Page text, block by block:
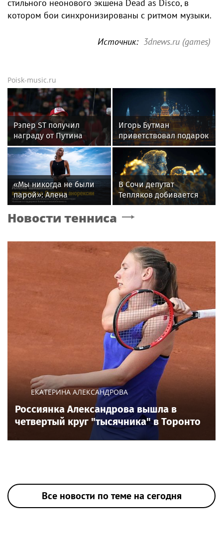
стильного неонового экшена Dead as Disco, в
котором бои синхронизированы с ритмом музыки.
Источник: 3dnews.ru (games)
Poisk-music.ru
Рэпер ST получил
награду от Путина
Игорь Бутман
приветствовал подарок
квартиры артистке
Долиной
«Мы никогда не были
парой»: Алена
Шишкова — о Павле
Дурове, борьбе с
В Сочи депутат
Тепляков добивается
изменений в Генплан
для нового детсада
Новости тенниса
ЕКАТЕРИНА АЛЕКСАНДРОВА
Россиянка Александрова вышла в
четвертый круг "тысячника" в Торонто
Все новости по теме на сегодня